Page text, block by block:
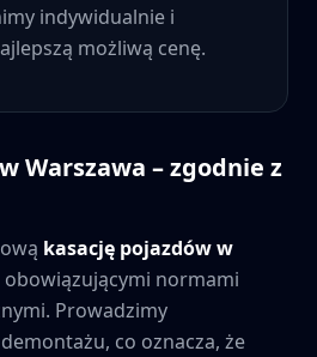
indywidualnie i
możliwą cenę.
Warszawa – zgodnie z
kasację pojazdów w
obowiązującymi normami
Prowadzimy
co oznacza, że